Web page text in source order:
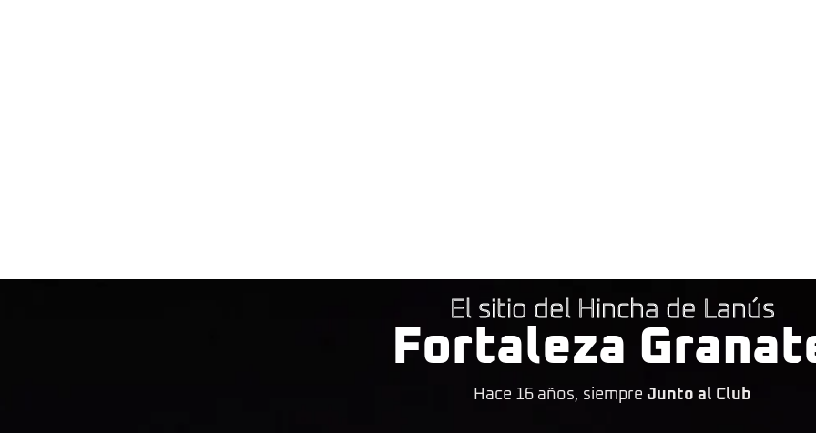
El sitio del Hincha de Lanús
Fortaleza
Hace 16 años, siempre Junto al Club